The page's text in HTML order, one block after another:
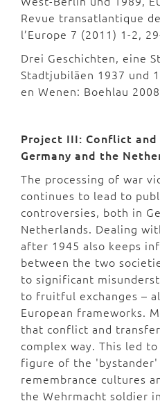
Revue transatlantique
l’Europe 7 (2011) 1-2,
Drei Geschichten, eine
Stadtjubiläen 1937 und
en Wenen: Boehlau
Project III: Conflict
Germany and the
The processing of war
continues to lead to
controversies, both in
Netherlands. Dealing
after 1945 also keeps
between the two
to significant
to fruitful exchanges –
European frameworks.
that conflict and
complex way. This led
figure of the 'bystander'
remembrance cultures
the Wehrmacht soldier